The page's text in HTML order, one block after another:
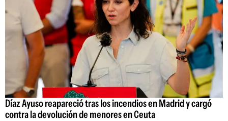
Díaz Ayuso reapareció tras los incendios en Madrid y cargó
contra la devolución de menores en Ceuta